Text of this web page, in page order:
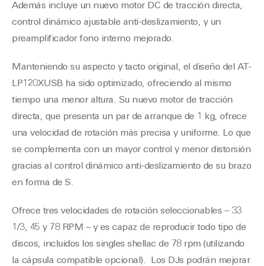
Además incluye un nuevo motor DC de tracción directa,
control dinámico ajustable anti-deslizamiento, y un
preamplificador fono interno mejorado.
Manteniendo su aspecto y tacto original, el diseño del AT-
LP120XUSB ha sido optimizado, ofreciendo al mismo
tiempo una menor altura. Su nuevo motor de tracción
directa, que presenta un par de arranque de 1 kg, ofrece
una velocidad de rotación más precisa y uniforme. Lo que
se complementa con un mayor control y menor distorsión
gracias al control dinámico anti-deslizamiento de su brazo
en forma de S.
Ofrece tres velocidades de rotación seleccionables – 33
1/3, 45 y 78 RPM – y es capaz de reproducir todo tipo de
discos, incluidos los singles shellac de 78 rpm (utilizando
la cápsula compatible opcional). Los DJs podrán mejorar